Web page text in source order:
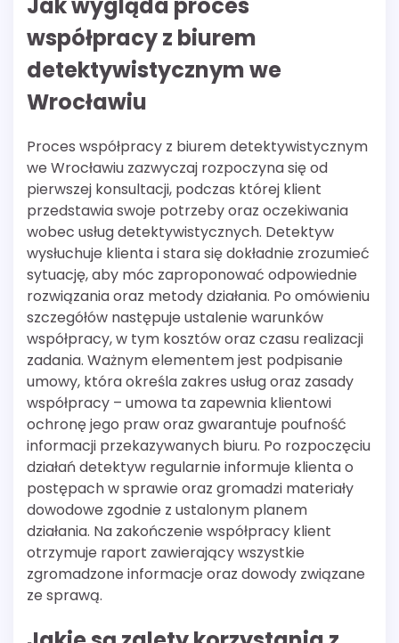
Jak wygląda proces
współpracy z biurem
detektywistycznym we
Wrocławiu
Proces współpracy z biurem detektywistycznym
we Wrocławiu zazwyczaj rozpoczyna się od
pierwszej konsultacji, podczas której klient
przedstawia swoje potrzeby oraz oczekiwania
wobec usług detektywistycznych. Detektyw
wysłuchuje klienta i stara się dokładnie zrozumieć
sytuację, aby móc zaproponować odpowiednie
rozwiązania oraz metody działania. Po omówieniu
szczegółów następuje ustalenie warunków
współpracy, w tym kosztów oraz czasu realizacji
zadania. Ważnym elementem jest podpisanie
umowy, która określa zakres usług oraz zasady
współpracy – umowa ta zapewnia klientowi
ochronę jego praw oraz gwarantuje poufność
informacji przekazywanych biuru. Po rozpoczęciu
działań detektyw regularnie informuje klienta o
postępach w sprawie oraz gromadzi materiały
dowodowe zgodnie z ustalonym planem
działania. Na zakończenie współpracy klient
otrzymuje raport zawierający wszystkie
zgromadzone informacje oraz dowody związane
ze sprawą.